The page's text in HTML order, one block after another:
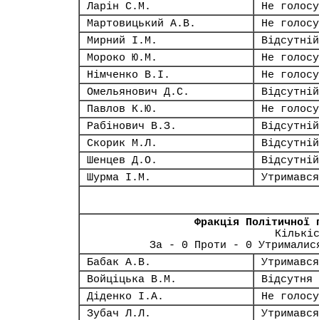
Ларін С.М.
Не
Мартовицький А.В.
Не
Мирний І.М.
Відсутній
Мороко Ю.М.
Не
Німченко В.І.
Не
Омельянович Д.С.
Відсутній
Павлов К.Ю.
Не
Рабінович В.З.
Відсутній
Скорик М.Л.
Відсутній
Шенцев Д.О.
Відсутній
Шурма І.М.
Утримався
Фракція Політичної
За - 0 Проти - 0
Бабак А.В.
Утримався
Войціцька В.М.
Відсутня
Діденко І.А.
Не
Зубач Л.Л.
Утримався